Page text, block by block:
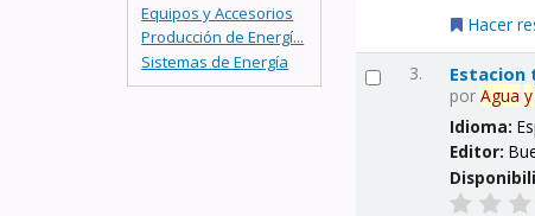
Equipos y Accesorios
Producción de Energí...
Sistemas de Energía
Hacer
3. Estacion
porAgua y
Idioma:
Editor: